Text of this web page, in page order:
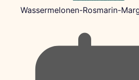
Wassermelonen-Rosmarin-